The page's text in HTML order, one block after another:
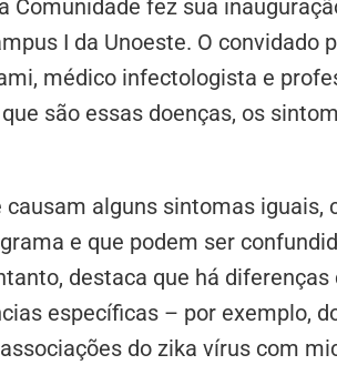
Comunidade fez sua
I da Unoeste. O convidado
médico infectologista e
são essas doenças, os
alguns sintomas iguais,
e que podem ser
destaca que há
específicas – por exemplo,
do zika vírus com